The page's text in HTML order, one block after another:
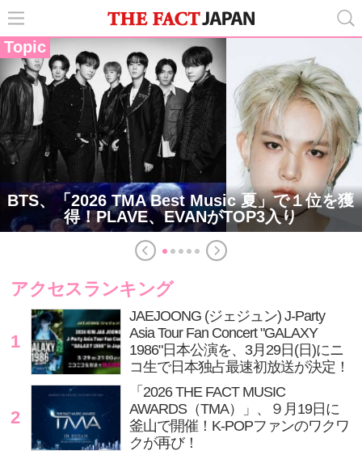
Topic
BTS、「2026 TMA Best Music 夏」で１位を獲
得！PLAVE、EVANがTOP3入り
アクセスランキング
1
JAEJOONG (ジェジュン) J-Party
Asia Tour Fan Concert "GALAXY
1986"日本公演を、3月29日(日)にニ
コ生で日本独占最速初放送が決定！
2
「2026 THE FACT MUSIC
AWARDS（TMA）」、９月19日に
釜山で開催！K-POPファンのワクワ
クが再び！